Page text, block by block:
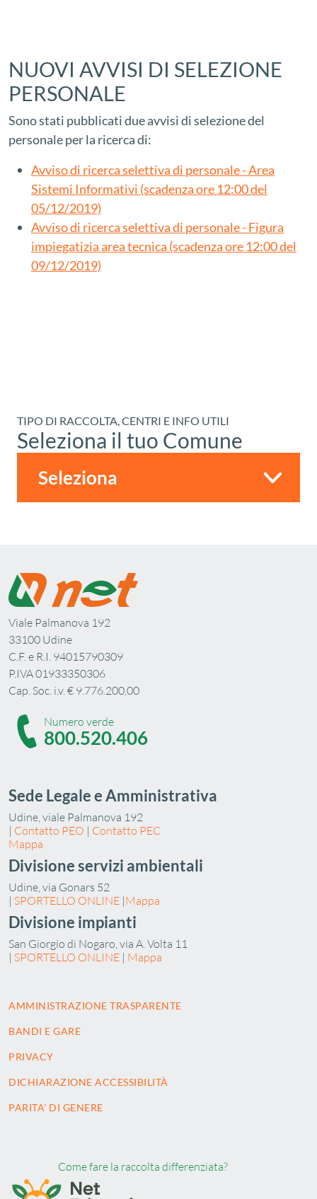
NUOVI AVVISI DI SELEZIONE
PERSONALE
Sono stati pubblicati due avvisi di selezione del
personale per la ricerca di:
Avviso di ricerca selettiva di personale - Area
Sistemi Informativi (scadenza ore 12:00 del
05/12/2019)
Avviso di ricerca selettiva di personale - Figura
impiegatizia area tecnica (scadenza ore 12:00 del
09/12/2019)
TIPO DI RACCOLTA, CENTRI E INFO UTILI
Seleziona il tuo Comune
Viale Palmanova 192
33100 Udine
C.F. e R.I. 94015790309
P.IVA 01933350306
Cap. Soc. i.v. € 9.776.200,00
Numero verde
800.520.406
Sede Legale e Amministrativa
Udine, viale Palmanova 192
| Contatto PEO | Contatto PEC
Mappa
Divisione servizi ambientali
Udine, via Gonars 52
| SPORTELLO ONLINE |Mappa
Divisione impianti
San Giorgio di Nogaro, via A. Volta 11
| SPORTELLO ONLINE | Mappa
AMMINISTRAZIONE TRASPARENTE
BANDI E GARE
PRIVACY
DICHIARAZIONE ACCESSIBILITÀ
PARITA' DI GENERE
Come fare la raccolta differenziata?